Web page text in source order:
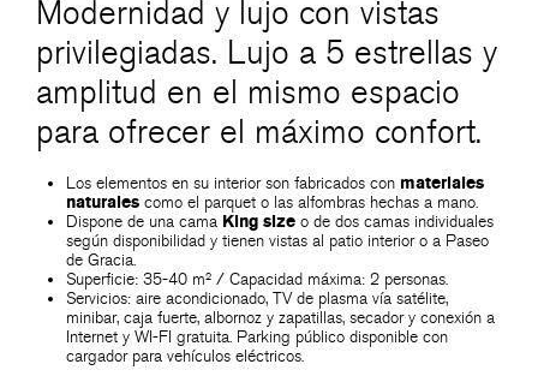
Modernidad y lujo con vistas
privilegiadas. Lujo a 5 estrellas y
amplitud en el mismo espacio
para ofrecer el máximo confort.
Los elementos en su interior son fabricados con materiales
naturales como el parquet o las alfombras hechas a mano.
Dispone de una cama King size o de dos camas individuales
según disponibilidad y tienen vistas al patio interior o a Paseo
de Gracia.
Superficie: 35-40 m² / Capacidad máxima: 2 personas.
Servicios: aire acondicionado, TV de plasma vía satélite,
minibar, caja fuerte, albornoz y zapatillas, secador y conexión a
Internet y WI-FI gratuita. Parking público disponible con
cargador para vehículos eléctricos.